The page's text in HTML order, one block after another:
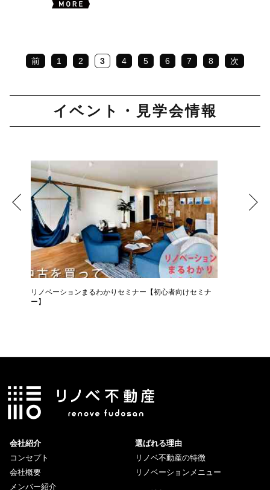
前 1 2 3 4 5 6 7 8 次
イベント・見学会情報
リノベーションまるわかりセミナー【初心者向けセミナ
ー】
会社紹介
コンセプト
会社概要
メンバー紹介
選ばれる理由
リノベ不動産の特徴
リノベーションメニュー